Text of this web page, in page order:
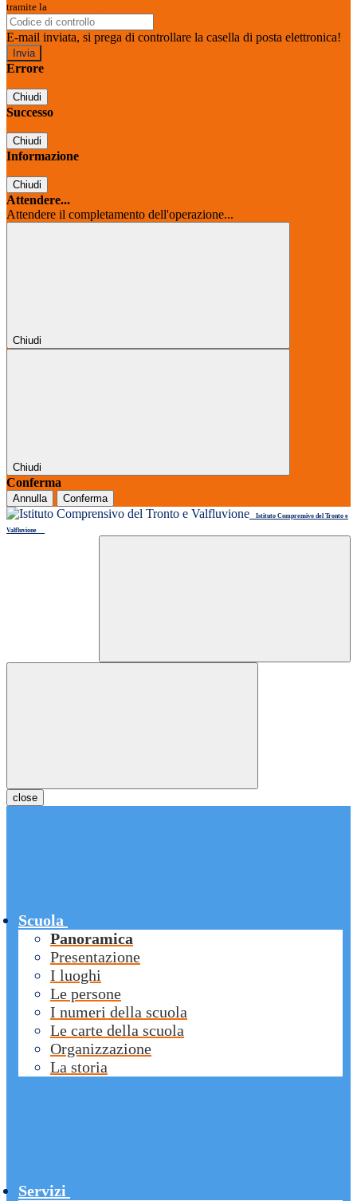
tramite la
E-mail inviata, si prega di controllare la casella di posta elettronica!
Errore
Chiudi
Successo
Chiudi
Informazione
Chiudi
Attendere...
Attendere il completamento dell'operazione...
Chiudi
Chiudi
Conferma
Annulla Conferma
Istituto Comprensivo del Tronto e
Valfluvione
close
Scuola
Panoramica
Presentazione
I luoghi
Le persone
I numeri della scuola
Le carte della scuola
Organizzazione
La storia
Servizi